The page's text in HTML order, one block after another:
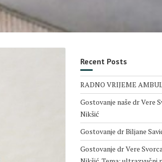
Recent Posts
RADNO VRIJEME
Gostovanje naše dr Vere
Nikšić
Gostovanje dr Biljane
Gostovanje dr Vere